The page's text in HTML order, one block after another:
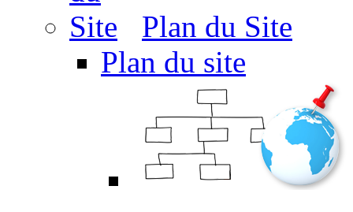
Plan du Site
Plan du site